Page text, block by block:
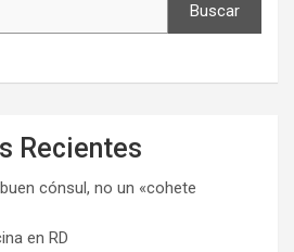
Buscar
Recientes
cónsul, no un «cohete
en RD